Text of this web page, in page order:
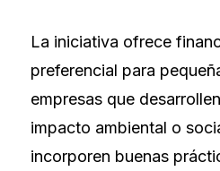
La iniciativa ofrece
preferencial para
empresas que
impacto ambiental o
incorporen buenas